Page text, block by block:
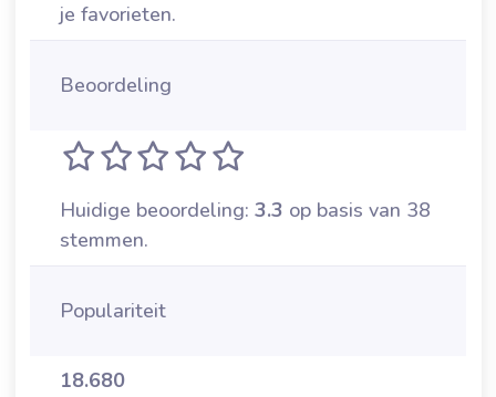
je favorieten.
Beoordeling
Huidige beoordeling: 3.3 op basis van 38
stemmen.
Populariteit
18.680